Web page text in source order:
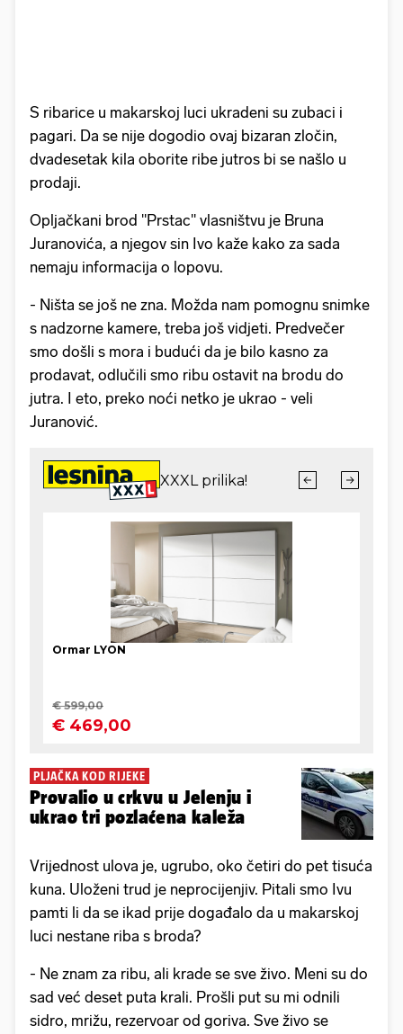
S ribarice u makarskoj luci ukradeni su zubaci i
pagari. Da se nije dogodio ovaj bizaran zločin,
dvadesetak kila oborite ribe jutros bi se našlo u
prodaji.
Opljačkani brod "Prstac" vlasništvu je Bruna
Juranovića, a njegov sin Ivo kaže kako za sada
nemaju informacija o lopovu.
- Ništa se još ne zna. Možda nam pomognu snimke
s nadzorne kamere, treba još vidjeti. Predvečer
smo došli s mora i budući da je bilo kasno za
prodavat, odlučili smo ribu ostavit na brodu do
jutra. I eto, preko noći netko je ukrao - veli
Juranović.
PLJAČKA KOD RIJEKE
Provalio u crkvu u Jelenju i
ukrao tri pozlaćena kaleža
Vrijednost ulova je, ugrubo, oko četiri do pet tisuća
kuna. Uloženi trud je neprocijenjiv. Pitali smo Ivu
pamti li da se ikad prije događalo da u makarskoj
luci nestane riba s broda?
- Ne znam za ribu, ali krade se sve živo. Meni su do
sad već deset puta krali. Prošli put su mi odnili
sidro, mrižu, rezervoar od goriva. Sve živo se